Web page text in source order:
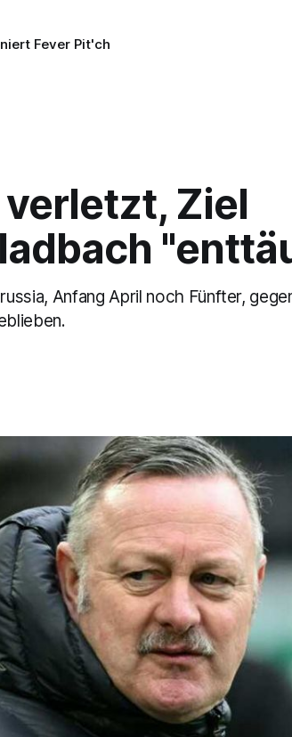
Fever Pit'ch
Ziel
Anfang April noch Fünfter,